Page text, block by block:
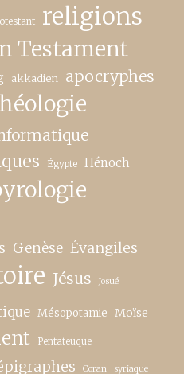
religions
Testament
akkadien apocryphes
Égypte Hénoch
Genèse Évangiles
Jésus Josué
Mésopotamie Moïse
Pentateuque
Coran syriaque